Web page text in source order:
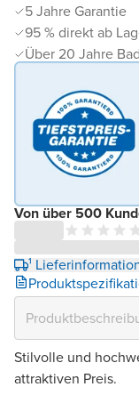
5 Jahre Garantie
95 % direkt ab
Über 20 Jahre
Von über 500
¹
Stilvolle und
attraktiven Preis.